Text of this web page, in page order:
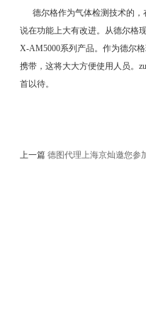
德尔格作为气体检测技术的，
说在功能上大有改进。从德尔格
X-AM5000系列产品。作为德尔
携带，这将大大方便使用人员。
首以待。
上一篇 德图代理上海京灿邀您参